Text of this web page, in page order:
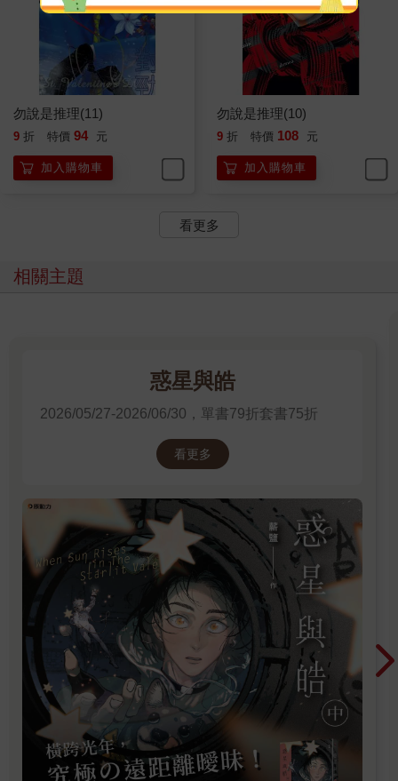
勿說是推理(11)
9 折 特價 94 元
加入購物車
勿說是推理(10)
9 折 特價 108 元
加入購物車
看更多
相關主題
惑星與皓
2026/05/27-2026/06/30，單書79折套書75折
看更多